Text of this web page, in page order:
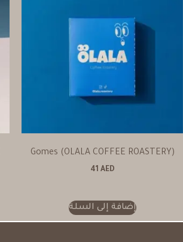
Gomes (OLALA COFFEE ROASTERY)
41 AED
إضافة إلى السلة